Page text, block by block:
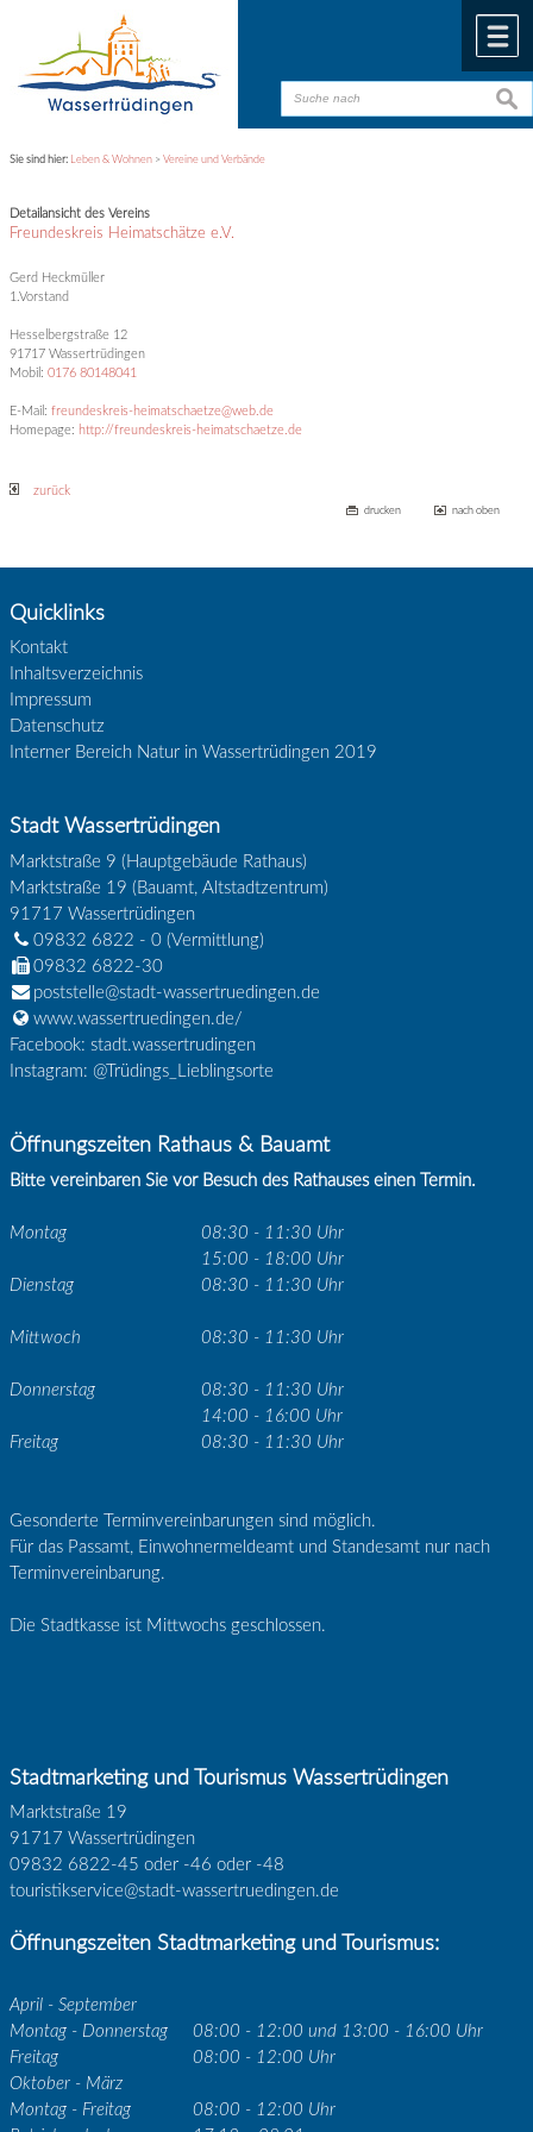
Sie sind hier: Leben & Wohnen >Vereine und Verbände
Detailansicht des Vereins
Freundeskreis Heimatschätze e.V.
Gerd Heckmüller
1.Vorstand
Hesselbergstraße 12
91717 Wassertrüdingen
Mobil:0176 80148041
E-Mail:freundeskreis-heimatschaetze@web.de
Homepage: http://freundeskreis-heimatschaetze.de
zurück
drucken nach oben
Quicklinks
Kontakt
Inhaltsverzeichnis
Impressum
Datenschutz
Interner Bereich Natur in Wassertrüdingen 2019
Stadt Wassertrüdingen
Marktstraße 9 (Hauptgebäude Rathaus)
Marktstraße 19 (Bauamt, Altstadtzentrum)
91717 Wassertrüdingen
09832 6822 - 0(Vermittlung)
09832 6822-30
poststelle@stadt-wassertruedingen.de
www.wassertruedingen.de/
Facebook: stadt.wassertrudingen
Instagram: @Trüdings_Lieblingsorte
Öffnungszeiten Rathaus & Bauamt
Bitte vereinbaren Sie vor Besuch des Rathauses einen Termin.
Montag
08:30 - 11:30 Uhr
15:00 - 18:00 Uhr
Dienstag
08:30 - 11:30 Uhr
Mittwoch 08:30 - 11:30 Uhr
Donnerstag
08:30 - 11:30 Uhr
14:00 - 16:00 Uhr
Freitag
08:30 - 11:30 Uhr
Gesonderte Terminvereinbarungen sind möglich.
Für das Passamt, Einwohnermeldeamt und Standesamt nur nach
Terminvereinbarung.
Die Stadtkasse ist Mittwochs geschlossen.
Stadtmarketing und Tourismus Wassertrüdingen
Marktstraße 19
91717 Wassertrüdingen
09832 6822-45 oder -46 oder -48
touristikservice@stadt-wassertruedingen.de
Öffnungszeiten Stadtmarketing und Tourismus:
April - September
Montag - Donnerstag
08:00 - 12:00 und 13:00 - 16:00 Uhr
Freitag
08:00 - 12:00 Uhr
Oktober - März
Montag - Freitag
08:00 - 12:00 Uhr